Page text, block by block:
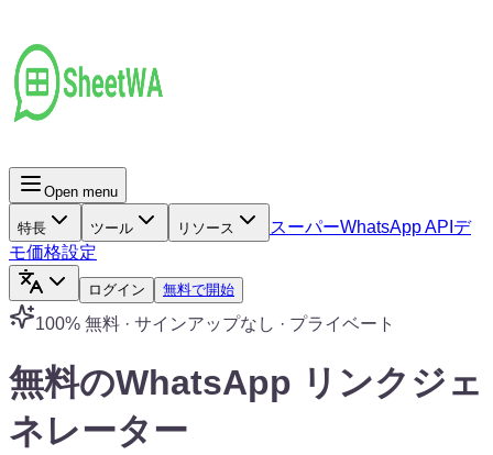
Open menu
特長 ツール リソース スーパーWhatsApp API デ
モ価格設定
ログイン 無料で開始
100% 無料 · サインアップなし · プライベート
無料のWhatsApp リンクジェ
ネレーター